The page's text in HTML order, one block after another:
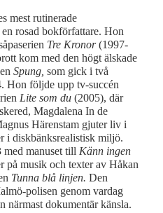
mest rutinerade
rosad bokförfattare. Hon
Tre Kronor(1997-
kom med den högt älskade
Spung, som gick i två
Hon följde upp tv-succén
Lite som du (2005), där
Magdalena In de
Härenstam gjuter liv i
i diskbänksrealistisk miljö.
manuset till Känn ingen
på musik och texter av Håkan
Tunna blå linjen. Den
polisen genom vardag
närmast dokumentär känsla.